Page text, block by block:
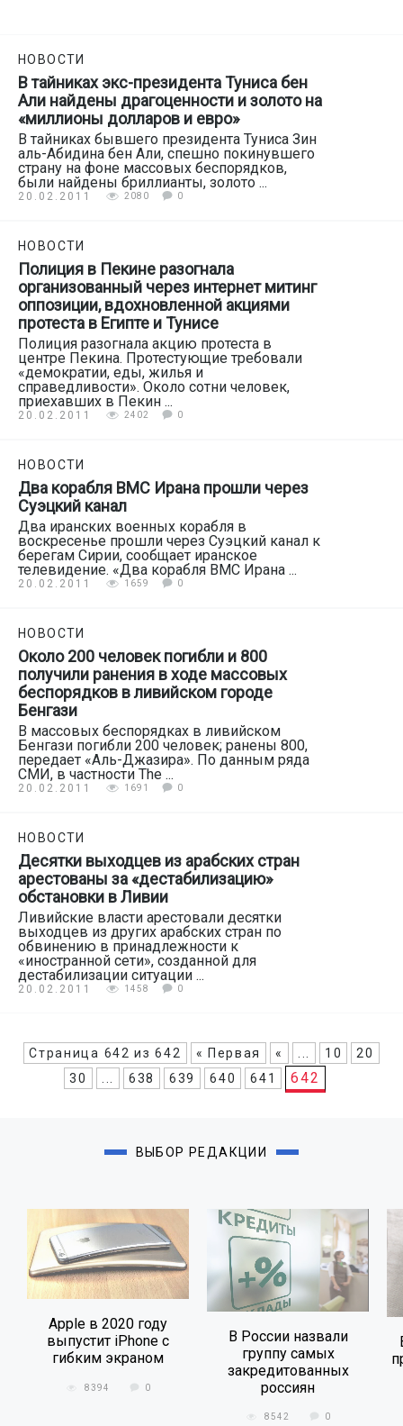
НОВОСТИ
20.02.2011 2080 0
В тайниках экс-президента Туниса бен
Али найдены драгоценности и золото на
«миллионы долларов и евро»
В тайниках бывшего президента Туниса Зин
аль-Абидина бен Али, спешно покинувшего
страну на фоне массовых беспорядков,
были найдены бриллианты, золото ...
НОВОСТИ
20.02.2011 2402 0
Полиция в Пекине разогнала
организованный через интернет митинг
оппозиции, вдохновленной акциями
протеста в Египте и Тунисе
Полиция разогнала акцию протеста в
центре Пекина. Протестующие требовали
«демократии, еды, жилья и
справедливости». Около сотни человек,
приехавших в Пекин ...
НОВОСТИ
20.02.2011 1659 0
Два корабля ВМС Ирана прошли через
Суэцкий канал
Два иранских военных корабля в
воскресенье прошли через Суэцкий канал к
берегам Сирии, сообщает иранское
телевидение. «Два корабля ВМС Ирана ...
НОВОСТИ
20.02.2011 1691 0
Около 200 человек погибли и 800
получили ранения в ходе массовых
беспорядков в ливийском городе
Бенгази
В массовых беспорядках в ливийском
Бенгази погибли 200 человек; ранены 800,
передает «Аль-Джазира». По данным ряда
СМИ, в частности The ...
НОВОСТИ
20.02.2011 1458 0
Десятки выходцев из арабских стран
арестованы за «дестабилизацию»
обстановки в Ливии
Ливийские власти арестовали десятки
выходцев из других арабских стран по
обвинению в принадлежности к
«иностранной сети», созданной для
дестабилизации ситуации ...
Страница 642 из 642 « Первая « 10
20
30
638 639 640 641 642
ВЫБОР РЕДАКЦИИ
Apple в 2020 году
выпустит iPhone с
гибким экраном
8394 0
В России назвали
группу самых
закредитованных
россиян
8542 0